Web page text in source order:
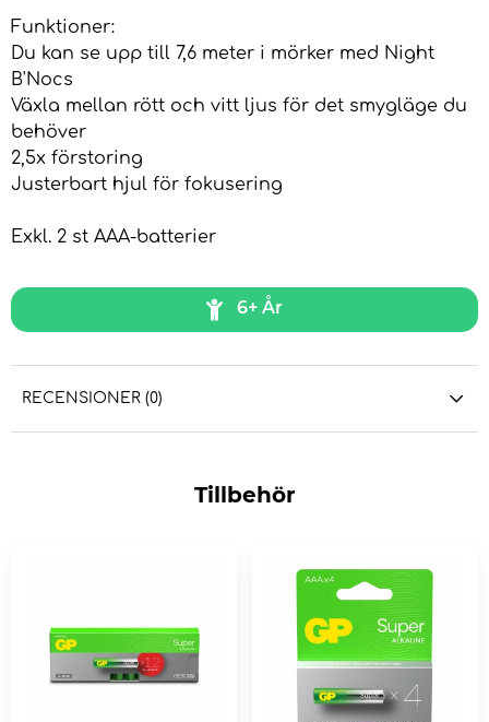
Funktioner:
Du kan se upp till 7,6 meter i mörker med Night
B'Nocs
Växla mellan rött och vitt ljus för det smygläge du
behöver
2,5x förstoring
Justerbart hjul för fokusering
Exkl. 2 st AAA-batterier
6+ År
RECENSIONER (0)
Tillbehör